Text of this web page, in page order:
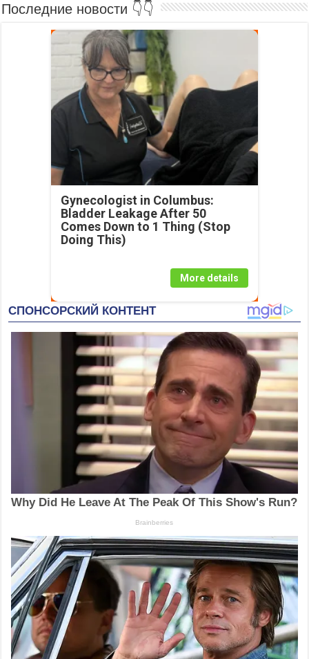
Последние новости 👇👇
Gynecologist in Columbus:
Bladder Leakage After 50
Comes Down to 1 Thing (Stop
Doing This)
More details